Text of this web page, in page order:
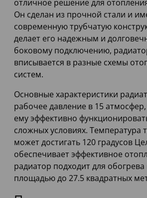
отличное решение для
Он сделан из прочной стали и
современную трубчатую
делает его надежным и
боковому подключению,
вписывается в разные схемы
систем.
Основные характеристики
рабочее давление в 15
ему эффективно
сложных условиях. Температура
может достигать 120 градусов
обеспечивает эффективное
радиатор подходит для
площадью до 27.5 квадратных